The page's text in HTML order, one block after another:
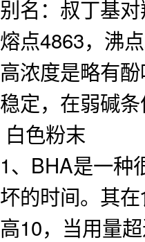
别名：叔丁基
熔点4863，沸
高浓度是略有
稳定，在弱碱
白色粉末
1、BHA是一种
坏的时间。其
高10，当用量